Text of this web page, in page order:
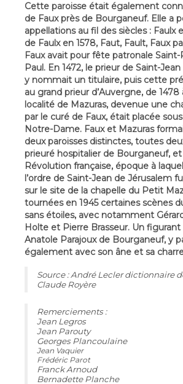
Cette paroisse était également
de Faux près de Bourganeuf. Elle a
appellations au fil des siècles : Faulx
de Faulx en 1578, Faut, Fault, Faux
Faux avait pour fête patronale
Paul. En 1472, le prieur de Saint-
y nommait un titulaire, puis cette
au grand prieur d’Auvergne, de 1478
localité de Mazuras, devenue une
par le curé de Faux, était placée
Notre-Dame. Faux et Mazuras
deux paroisses distinctes, toutes
prieuré hospitalier de Bourganeuf, et
Révolution française, époque à
l’ordre de Saint-Jean de Jérusalem
sur le site de la chapelle du Petit
tournées en 1945 certaines scènes
sans étoiles, avec notamment
Holte et Pierre Brasseur. Un
Anatole Parajoux de Bourganeuf, y
également avec son âne et sa
Source : André Lecler dictionnaire
Claude Royère
Remerciements :
Jean Legros
Jean Parouty
Georges Plancoulaine
Jean Vaquier
Frédéric Parot
Franck Arnoud
Bernadette Planche